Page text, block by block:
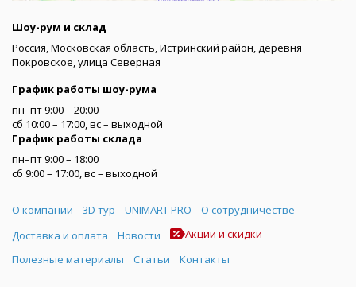
Шоу-рум и склад
Россия, Московская область, Истринский район, деревня
Покровское, улица Северная
График работы шоу-рума
пн–пт 9:00 – 20:00
сб 10:00 – 17:00, вс – выходной
График работы склада
пн–пт 9:00 – 18:00
сб 9:00 – 17:00, вс – выходной
Меню
О компании 3D тур UNIMART PRO
О сотрудничестве
Доставка и оплата
Новости
Акции и скидки
Полезные материалы
Статьи Контакты